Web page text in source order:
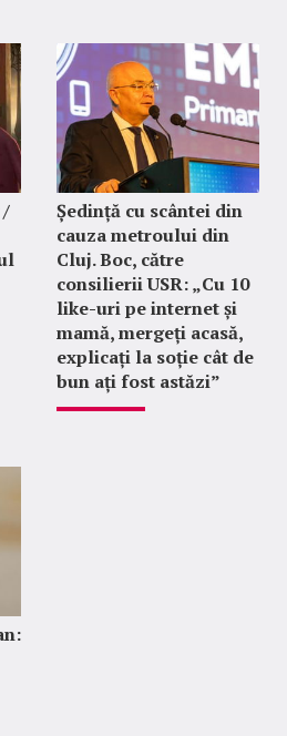
/
Ședință cu scântei din
cauza metroului din
Cluj. Boc, către
consilierii USR: „Cu 10
like-uri pe internet și
mamă, mergeți acasă,
explicați la soție cât de
bun ați fost astăzi”